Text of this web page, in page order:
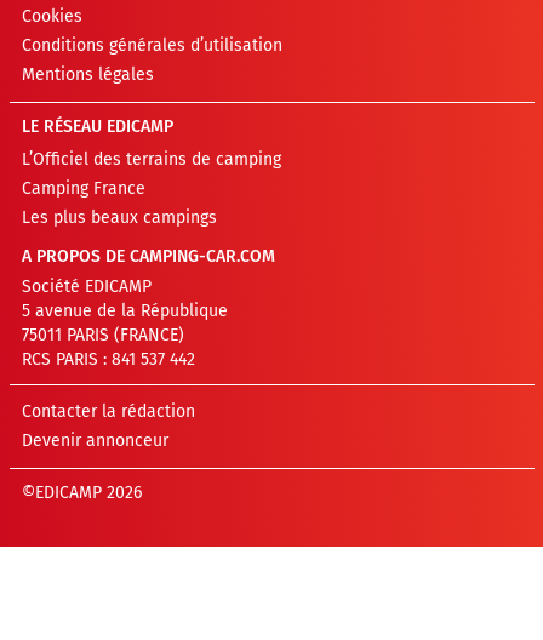
Cookies
Conditions générales d’utilisation
Mentions légales
LE RÉSEAU EDICAMP
L’Officiel des terrains de camping
Camping France
Les plus beaux campings
A PROPOS DE CAMPING-CAR.COM
Société EDICAMP
5 avenue de la République
75011 PARIS (FRANCE)
RCS PARIS : 841 537 442
Contacter la rédaction
Devenir annonceur
©EDICAMP 2026